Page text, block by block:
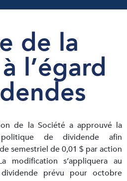
de la
l’égard
de la Société a approuvé la
de dividende afin
semestriel de 0,01 $ par action
s’appliquera au
prévu pour octobre